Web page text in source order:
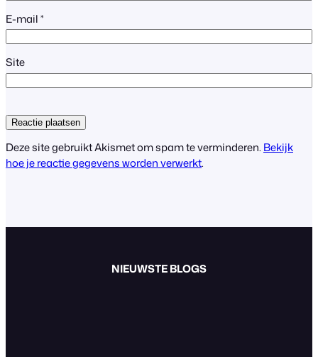
E-mail*
Site
Deze site gebruikt Akismet om spam te verminderen. Bekijk
hoe je reactie gegevens worden verwerkt.
NIEUWSTE BLOGS